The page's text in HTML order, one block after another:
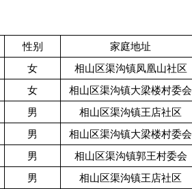
性别 家庭地址
女 相山区渠沟镇凤凰山社区
女 相山区渠沟镇大梁楼村委会
男 相山区渠沟镇王店社区
男 相山区渠沟镇大梁楼村委会
男 相山区渠沟镇郭王村委会
男 相山区渠沟镇王店社区